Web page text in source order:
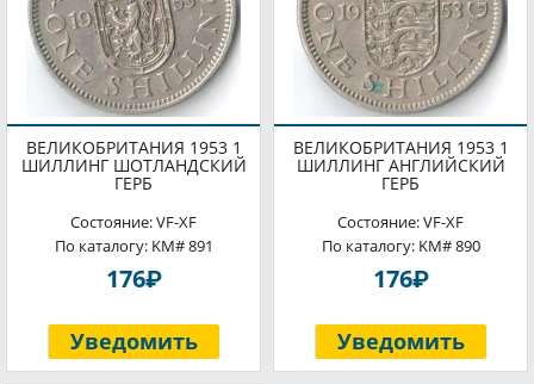
ВЕЛИКОБРИТАНИЯ 1953 1
ШИЛЛИНГ ШОТЛАНДСКИЙ
ГЕРБ
Состояние: VF-XF
По каталогу: KM# 891
176P
Уведомить
ВЕЛИКОБРИТАНИЯ 1953 1
ШИЛЛИНГ АНГЛИЙСКИЙ
ГЕРБ
Состояние: VF-XF
По каталогу: KM# 890
176P
Уведомить